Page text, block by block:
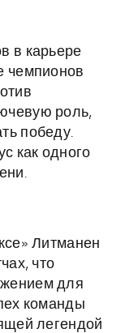
в карьере
чемпионов
роль,
победу.
как одного
Литманен
что
для
команды
легендой